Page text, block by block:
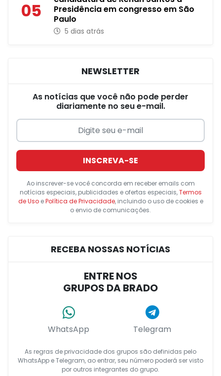
05
Presidência em congresso em São
Paulo
5 dias atrás
NEWSLETTER
As notícias que você não pode perder
diariamente no seu e-mail.
INSCREVA-SE
Ao inscrever-se você concorda em receber emails com
notícias especiais, publicidades e ofertas especiais,Termos
de UsoePolítica de Privacidade, incluindo o uso de cookies e
o envio de comunicações.
RECEBA NOSSAS NOTÍCIAS
ENTRE NOS
GRUPOS DA BRADO
WhatsApp Telegram
As regras de privacidade dos grupos são definidas pelo
WhatsApp e Telegram, ao entrar, seu número poderá ser visto
por outros integrantes do grupo.